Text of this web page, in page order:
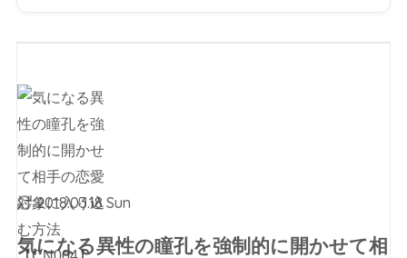
2018.03.18 Sun
気になる異性の瞳孔を強制的に開かせて相